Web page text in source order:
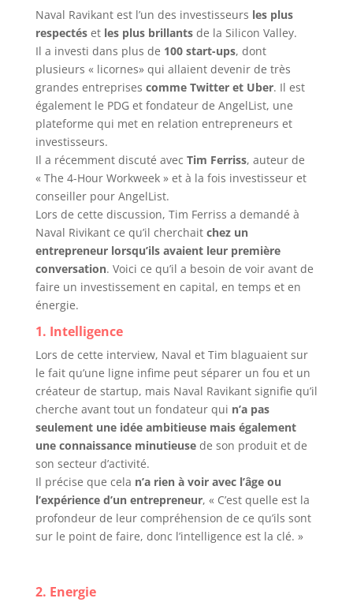
Naval Ravikant est l’un des investisseurs les plus
respectéset les plus brillantsde la Silicon Valley.
Il a investi dans plus de 100 start-ups, dont
plusieurs « licornes» qui allaient devenir de très
grandes entreprises comme Twitter et Uber. Il est
également le PDG et fondateur de AngelList, une
plateforme qui met en relation entrepreneurs et
investisseurs.
Il a récemment discuté avec Tim Ferriss, auteur de
« The 4-Hour Workweek » et à la fois investisseur et
conseiller pour AngelList.
Lors de cette discussion, Tim Ferriss a demandé à
Naval Rivikant ce qu’il cherchait chez un
entrepreneur lorsqu’ils avaient leur première
conversation. Voici ce qu’il a besoin de voir avant de
faire un investissement en capital, en temps et en
énergie.
1. Intelligence
Lors de cette interview, Naval et Tim blaguaient sur
le fait qu’une ligne infime peut séparer un fou et un
créateur de startup, mais Naval Ravikant signifie qu’il
cherche avant tout un fondateur qui n’a pas
seulement une idée ambitieuse mais également
une connaissance minutieusede son produit et de
son secteur d’activité.
Il précise que cela n’a rien à voir avec l’âge ou
l’expérience d’un entrepreneur, « C’est quelle est la
profondeur de leur compréhension de ce qu’ils sont
sur le point de faire, donc l’intelligence est la clé. »
2. Energie